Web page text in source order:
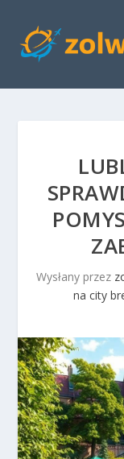
Wysłany przez
na city